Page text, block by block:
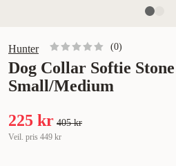
Dog Collar Softie
Small/Medium
Hunter (0)
225 kr 405 kr
Veil. pris 449 kr